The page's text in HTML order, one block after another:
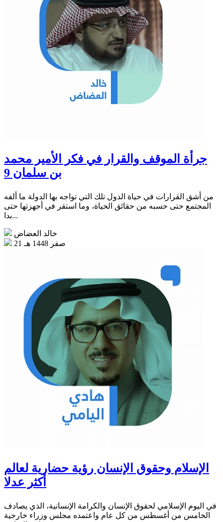
جرأة الموقف والقرار في فكر الأمير محمد
بن سلمان 9
من أشق القرارات في حياة الدول تلك التي تواجه بها الدولة ما ألفه
المجتمع حتى حسبه من حقائق الحياة، وما استقر في أجهزتها حتى
بدا...
خالد العضاض
21 صفر 1448 هـ
الإسلام وحقوق الإنسان رؤية حضارية لعالم
أكثر عدلا
في اليوم الإسلامي لحقوق الإنسان والكرامة الإنسانية، الذي يصادف
الخامس من أغسطس من كل عام واعتمده مجلس وزراء خارجية